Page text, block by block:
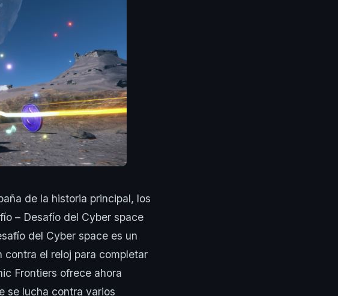
de la historia principal, los
– Desafío del Cyber space
del Cyber space es un
contra el reloj para completar
Frontiers ofrece ahora
se lucha contra varios